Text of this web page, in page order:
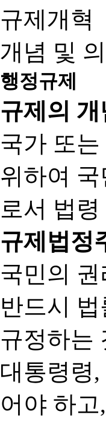
규제개혁
개념 및
행정규제
규제의
국가 또
위하여
로서 법
규제법정
국민의
반드시
규정하는
대통령령
어야 하